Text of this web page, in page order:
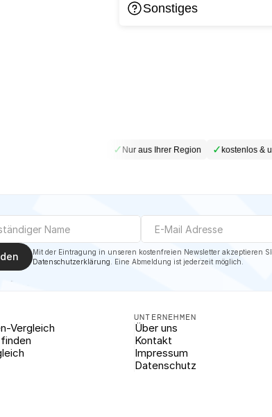
Sonstiges
✓Nur aus Ihrer Region ✓kostenlos &
Datenschutzerklärung . Eine Abmeldung ist jederzeit möglich.
Vergleich
UNTERNEHMEN
Über uns
Kontakt
Impressum
Datenschutz